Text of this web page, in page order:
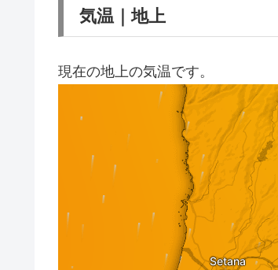
気温｜地上
現在の地上の気温です。